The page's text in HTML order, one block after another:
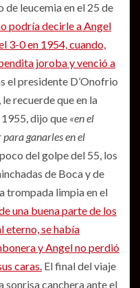
de leucemia en el 25 de
podría decirle a Angel
3-0 en 1954, cuando,
joroba y venció a
el presidente D’Onofrio
recuerde que en la
1955, dijo que «en el
ganarles en el
del golpe del 55, los
de Boca y de
trompada limpia en el
una buena parte de los
eterno, se había
y Angel no perdió
caras. El final del viaje
sonrisa canchera ante el